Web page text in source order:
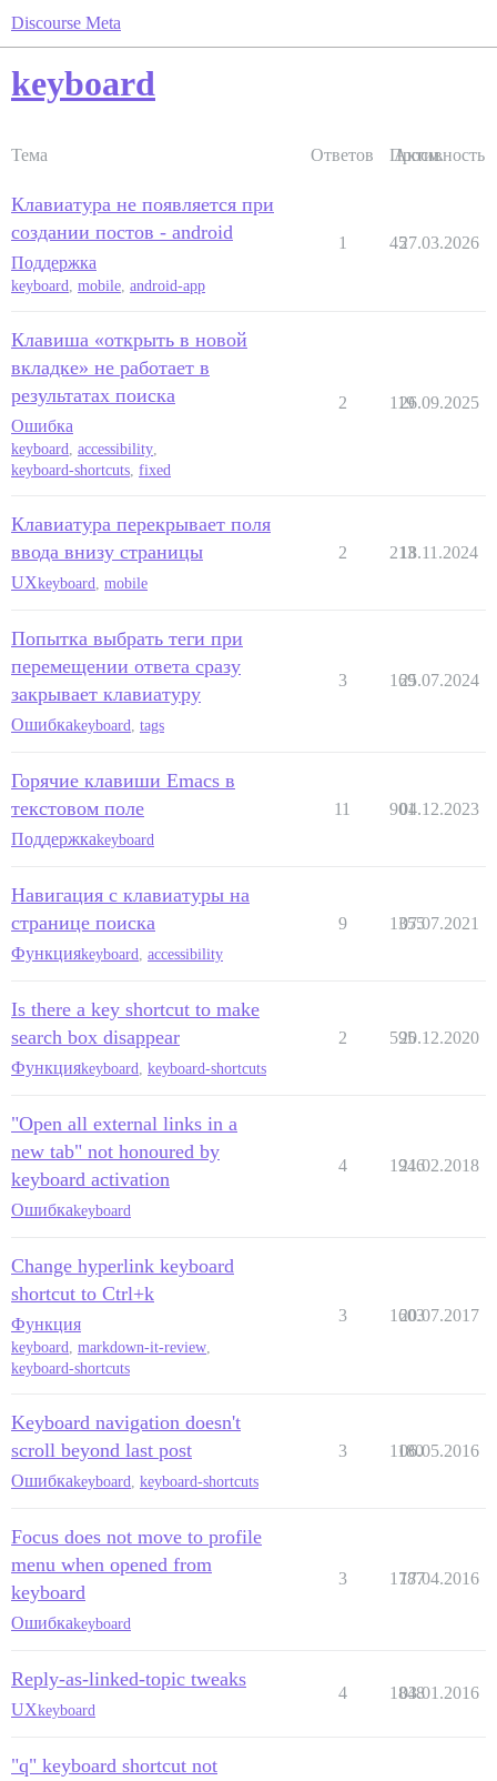
Discourse Meta
keyboard
Тема Ответов Просм.
Активность
Клавиатура не появляется при
создании постов - android
Поддержка
keyboard, mobile, android-app
1 4527.03.2026
Клавиша «открыть в новой
вкладке» не работает в
результатах поиска
Ошибка
keyboard, accessibility,
keyboard-shortcuts, fixed
2 119
26.09.2025
Клавиатура перекрывает поля
ввода внизу страницы
UXkeyboard mobile
2 213
18.11.2024
Попытка выбрать теги при
перемещении ответа сразу
закрывает клавиатуру
Ошибкаkeyboard tags
3 169
25.07.2024
Горячие клавиши Emacs в
текстовом поле
Поддержкаkeyboard
11 901
04.12.2023
Навигация с клавиатуры на
странице поиска
Функцияkeyboard accessibility
9 1355
07.07.2021
Is there a key shortcut to make
search box disappear
Функцияkeyboard keyboard-shortcuts
2 595
20.12.2020
"Open all external links in a
new tab" not honoured by
keyboard activation
Ошибкаkeyboard
4 1946
21.02.2018
Change hyperlink keyboard
shortcut to Ctrl+k
Функция
keyboard, markdown-it-review,
keyboard-shortcuts
3 1603
20.07.2017
Keyboard navigation doesn't
scroll beyond last post
Ошибкаkeyboard keyboard-shortcuts
3 1180
06.05.2016
Focus does not move to profile
menu when opened from
keyboard
Ошибкаkeyboard
3 1787
17.04.2016
Reply-as-linked-topic tweaks
UXkeyboard
4 1848
03.01.2016
"q" keyboard shortcut not